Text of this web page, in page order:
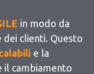
in modo da
clienti. Questo
e la
il cambiamento